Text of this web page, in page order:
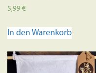
5,99€
In den Warenkorb